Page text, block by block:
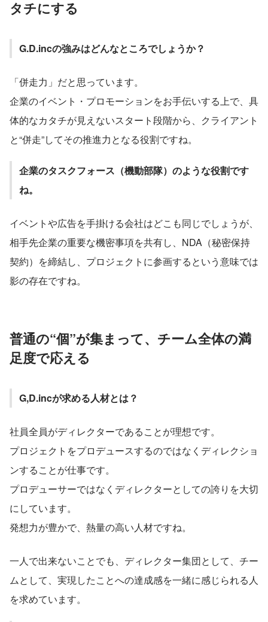
タチにする
G.D.incの強みはどんなところでしょうか？
「併走力」だと思っています。
企業のイベント・プロモーションをお手伝いする上で、具
体的なカタチが見えないスタート段階から、クライアント
と“併走”してその推進力となる役割ですね。
企業のタスクフォース（機動部隊）のような役割です
ね。
イベントや広告を手掛ける会社はどこも同じでしょうが、
相手先企業の重要な機密事項を共有し、NDA（秘密保持
契約）を締結し、プロジェクトに参画するという意味では
影の存在ですね。
普通の“個”が集まって、チーム全体の満
足度で応える
G,D.incが求める人材とは？
社員全員がディレクターであることが理想です。
プロジェクトをプロデュースするのではなくディレクショ
ンすることが仕事です。
プロデューサーではなくディレクターとしての誇りを大切
にしています。
発想力が豊かで、熱量の高い人材ですね。
一人で出来ないことでも、ディレクター集団として、チー
ムとして、実現したことへの達成感を一緒に感じられる人
を求めています。